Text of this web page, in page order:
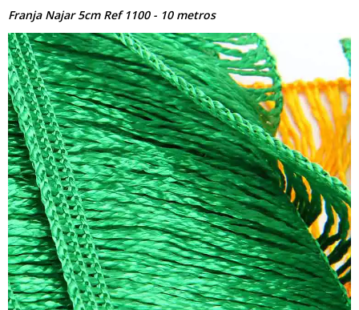
Franja Najar 5cm Ref 1100 - 10 metros